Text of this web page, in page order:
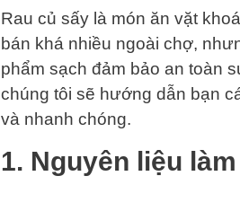
Rau củ sấy là món ăn vặt
bán khá nhiều ngoài chợ,
phẩm sạch đảm bảo an toàn
chúng tôi sẽ hướng dẫn bạn
và nhanh chóng.
1. Nguyên liệu